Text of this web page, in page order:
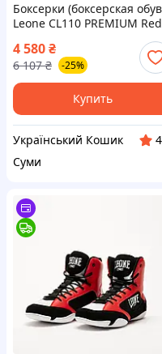
Боксерки (боксерская
Leone CL110 PREMIUM Red
4 580₴
6 107 ₴ -25%
Купить
Український Кошик
Суми